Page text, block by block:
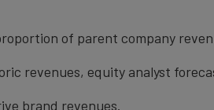
of parent company
revenues, equity analyst
brand revenues.